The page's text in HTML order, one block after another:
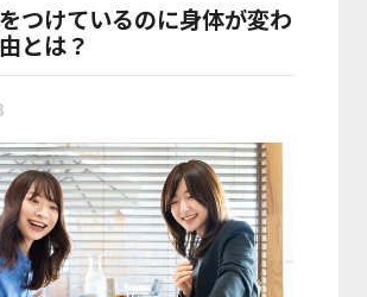
コンセプト
選ばれる5つの理由
why it can be done
他店との比較
Comparison
つけているのに身体が変わ
とは？